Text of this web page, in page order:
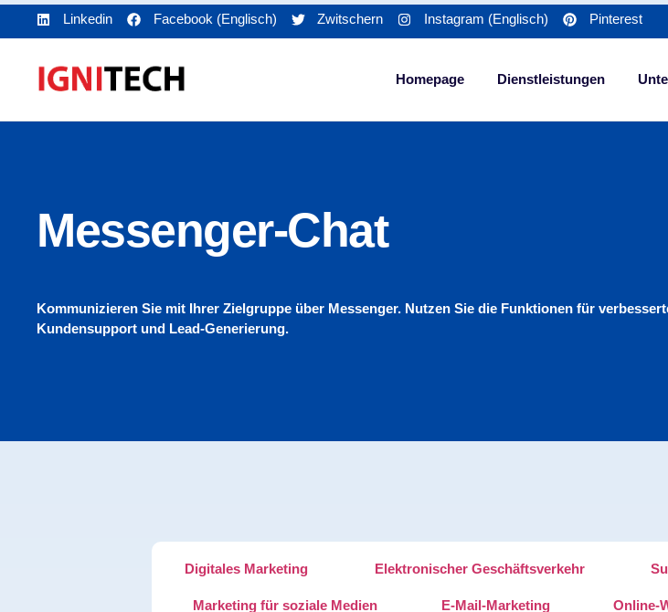
Linkedin Facebook (Englisch) Zwitschern Instagram (Englisch) Pinterest
Homepage Dienstleistungen
Messenger-Chat
Kommunizieren Sie mit Ihrer Zielgruppe über Messenger. Nutzen Sie die Funktionen für
Kundensupport und Lead-Generierung.
Digitales Marketing Elektronischer Geschäftsverkehr
Marketing für soziale Medien E-Mail-Marketing Online-